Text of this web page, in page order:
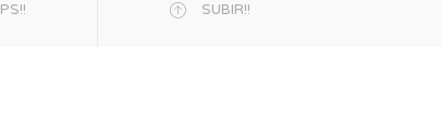
SUBIR!!